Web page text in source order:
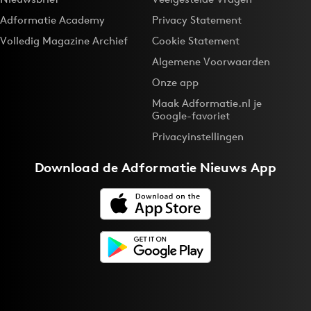
Bureaus
Campagnes
Influencer marketing
Adformatie Academy
Volledig Magazine Archief
Privacy Statement
Cookie Statement
Algemene Voorwaarden
Onze app
Maak Adformatie.nl je
Google-favoriet
Privacyinstellingen
Download deAdformatie Nieuws App